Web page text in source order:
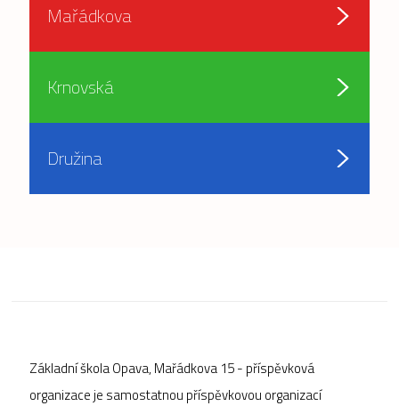
Mařádkova
Krnovská
Družina
Základní škola Opava, Mařádkova 15 - příspěvková
organizace je samostatnou příspěvkovou organizací